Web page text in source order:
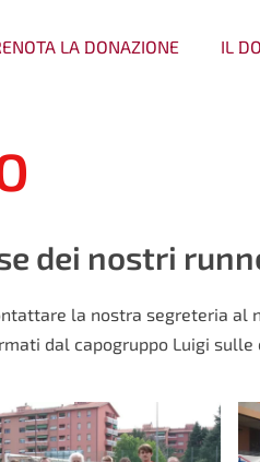
LA DONAZIONE IL
dei nostri
la nostra segreteria al
dal capogruppo Luigi